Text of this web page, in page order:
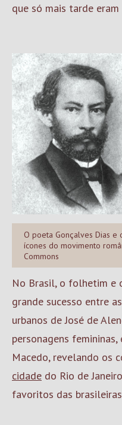
que só mais tarde
O poeta Gonçalves Dias e
ícones do movimento
Commons
No Brasil, o folhetim e
grande sucesso entre
urbanos de José de
personagens
Macedo, revelando os
cidade do Rio de
favoritos das